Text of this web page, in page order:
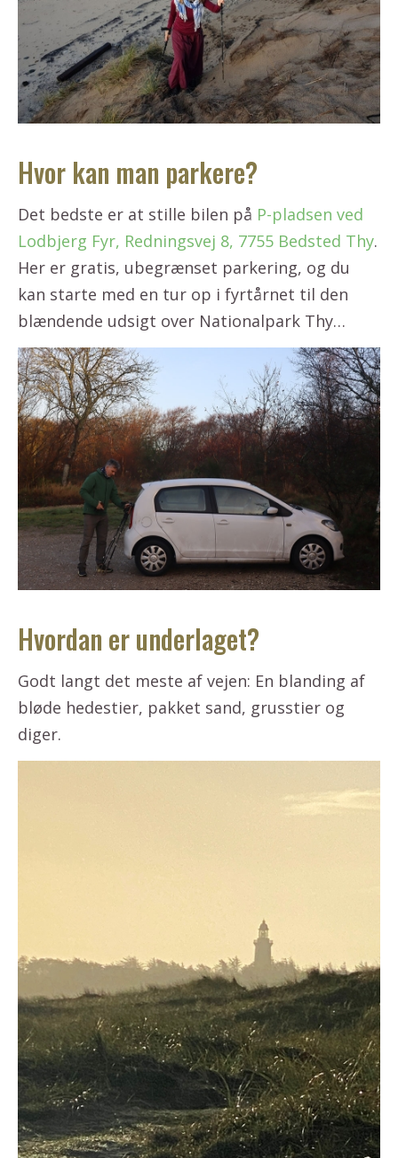
Hvor kan man parkere?
Det bedste er at stille bilen på P-pladsen ved
Lodbjerg Fyr, Redningsvej 8, 7755 Bedsted Thy.
Her er gratis, ubegrænset parkering, og du
kan starte med en tur op i fyrtårnet til den
blændende udsigt over Nationalpark Thy…
Hvordan er underlaget?
Godt langt det meste af vejen: En blanding af
bløde hedestier, pakket sand, grusstier og
diger.